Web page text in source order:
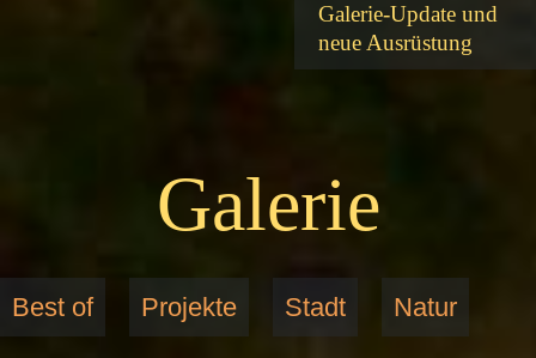
Galerie-Update und
neue Ausrüstung
Galerie
Best of Projekte Stadt Natur